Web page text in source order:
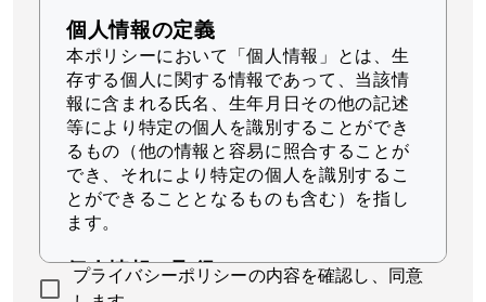
個人情報の定義
本ポリシーにおいて「個人情報」とは、生
存する個人に関する情報であって、当該情
報に含まれる氏名、生年月日その他の記述
等により特定の個人を識別することができ
るもの（他の情報と容易に照合することが
でき、それにより特定の個人を識別するこ
とができることとなるものも含む）を指し
ます。
個人情報の取得
当社は、適法かつ公正な手段によって個人
プライバシーポリシーの内容を確認し、同意